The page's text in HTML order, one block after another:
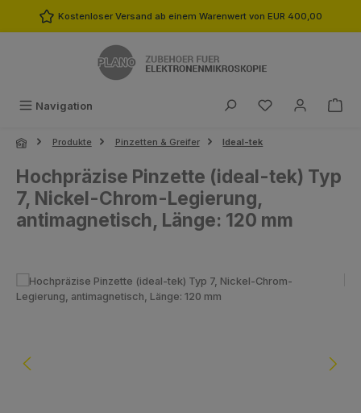
Zum Hauptinhalt springen
Kostenloser Versand ab einem Warenwert von EUR 400,00
Navigation Du hast 0
Produkte Pinzetten & Greifer Ideal-tek
Hochpräzise Pinzette (ideal-tek) Typ
7, Nickel-Chrom-Legierung,
antimagnetisch, Länge: 120 mm
Bildergalerie überspringen